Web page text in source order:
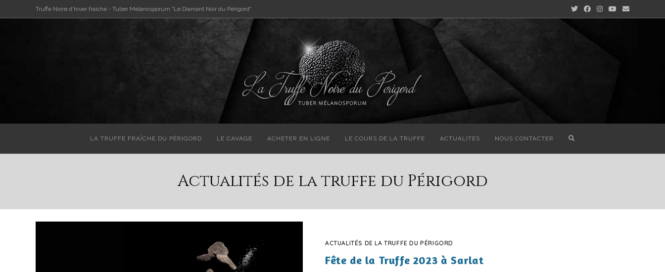
to
Truffe Noire d'hiver fraîche - Tuber Melanosporum "Le Diamant Noir du Périgord"
LA TRUFFE FRAÎCHE DU PÉRIGORD LE CAVAGE ACHETER EN LIGNE LE COURS DE LA TRUFFE ACTUALITÉS NOUS CONTACTER
Actualités de la truffe du Périgord
ACTUALITÉS DE LA TRUFFE DU PÉRIGORD
Fête de la Truffe 2023 à Sarlat